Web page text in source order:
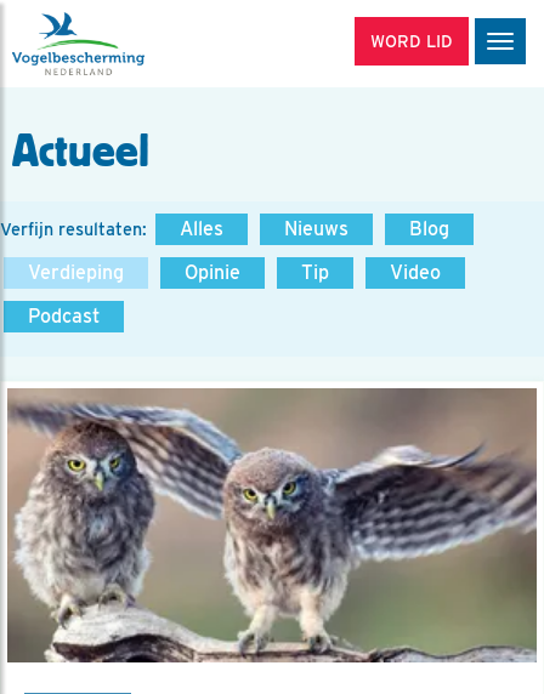
WORD LID
Actueel
Verfijn resultaten: Alles Nieuws
Blog
Verdieping
Opinie Tip
Video
Podcast